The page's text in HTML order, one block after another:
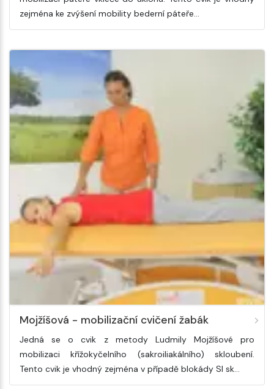
zejména ke zvýšení mobility bederní páteře…
Mojžíšová - mobilizační cvičení žabák
Jedná se o cvik z metody Ludmily Mojžíšové pro
mobilizaci křížokyčelního (sakroiliakálního) skloubení.
Tento cvik je vhodný zejména v případě blokády SI sk…